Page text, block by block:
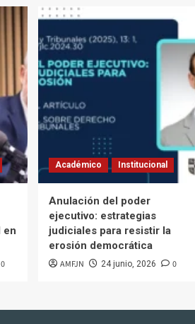
en
0
Académico Institucional
Anulación del poder
ejecutivo: estrategias
judiciales para resistir la
erosión democrática
AMFJN 24 junio, 2026 0